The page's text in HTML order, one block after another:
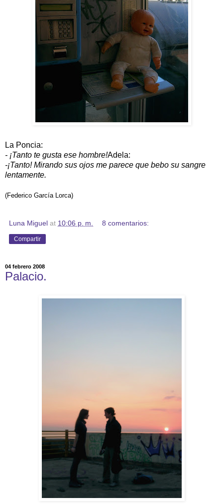
La Poncia:
- ¡Tanto te gusta ese hombre!Adela:
-¡Tanto! Mirando sus ojos me parece que bebo su sangre
lentamente.
(Federico García Lorca)
Luna Miguel at 10:06 p. m. 8 comentarios:
Compartir
04 febrero 2008
Palacio.